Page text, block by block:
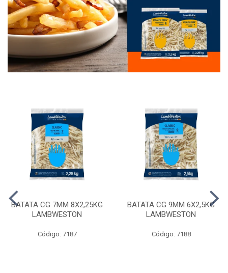
BATATA CG 7MM 8X2,25KG
LAMBWESTON
Código: 7187
BATATA CG 9MM 6X2,5KG
LAMBWESTON
Código: 7188